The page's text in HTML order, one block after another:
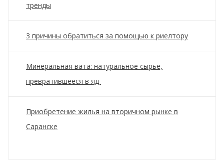
тренды
3 причины обратиться за помощью к риелтору
Минеральная вата: натуральное сырье,
превратившееся в яд
Приобретение жилья на вторичном рынке в
Саранске